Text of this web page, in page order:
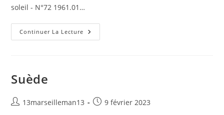
soleil - N°72 1961.01…
Continuer La Lecture Solbakken
Suède
Auteur/autrice
13marseilleman13
Publication
9 février 2023